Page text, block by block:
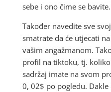
sebe i ono čime se bavite.
Također navedite sve
smatrate da će utjecati
vašim angažmanom.
profil na tiktoku, tj.
sadržaj imate na svom
0, 02$ po pogledu.